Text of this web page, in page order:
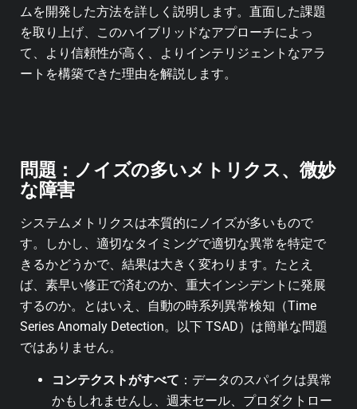
ムを開発した方法を詳しく説明します。直面した課題
を取り上げ、このハイブリッドなアプローチによっ
て、より信頼性が高く、よりインテリジェントなアラ
ートを構築できた理由を解説します。
問題：ノイズの多いメトリクス、微妙
な障害
システムメトリクスは本質的にノイズが多いもので
す。しかし、適切なタイミングで適切な異常を特定で
きるかどうかで、結果は大きく変わります。たとえ
ば、素早い修正で済むのか、重大インシデントに発展
するのか。とはいえ、自動の時系列異常検知（Time
Series Anomaly Detection。以下 TSAD）は簡単な問題
ではありません。
コンテクストがすべて ：データのスパイクは異常
かもしれませんし、週末セール、プロダクトロー